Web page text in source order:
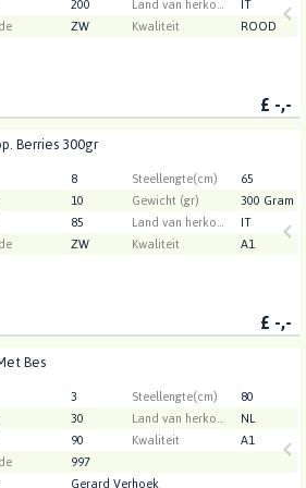
200
IT
ZW Kwaliteit ROOD
£ -,-
Berries 300gr
8 Steellengte(cm)
65
10 Gewicht (gr)
300 Gram
85
IT
ZW Kwaliteit A1
£ -,-
om te kunnen kopen.Klik hier
Bes
3 Steellengte(cm)
80
30
NL
90 Kwaliteit
A1
997
Gerard Verhoek
om te kunnen kopen.Klik hier